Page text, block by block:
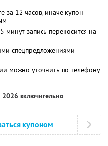
за 12 часов, иначе купон
запись переносится на
спецпредложениями
можно уточнить по телефону
2026 включительно
купоном